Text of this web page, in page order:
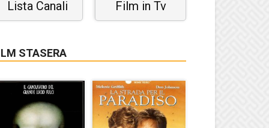
Lista Canali Film in Tv
STASERA